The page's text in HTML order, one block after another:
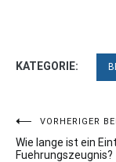
KATEGORIE:
VORHERIGER
Wie lange ist ein
Fuehrungszeugnis?